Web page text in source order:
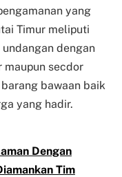
yang
Timur meliputi
dengan
secdor
bawaan baik
yang hadir.
Dengan
Tim